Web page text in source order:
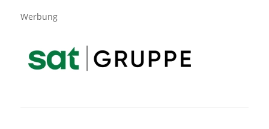
Werbung